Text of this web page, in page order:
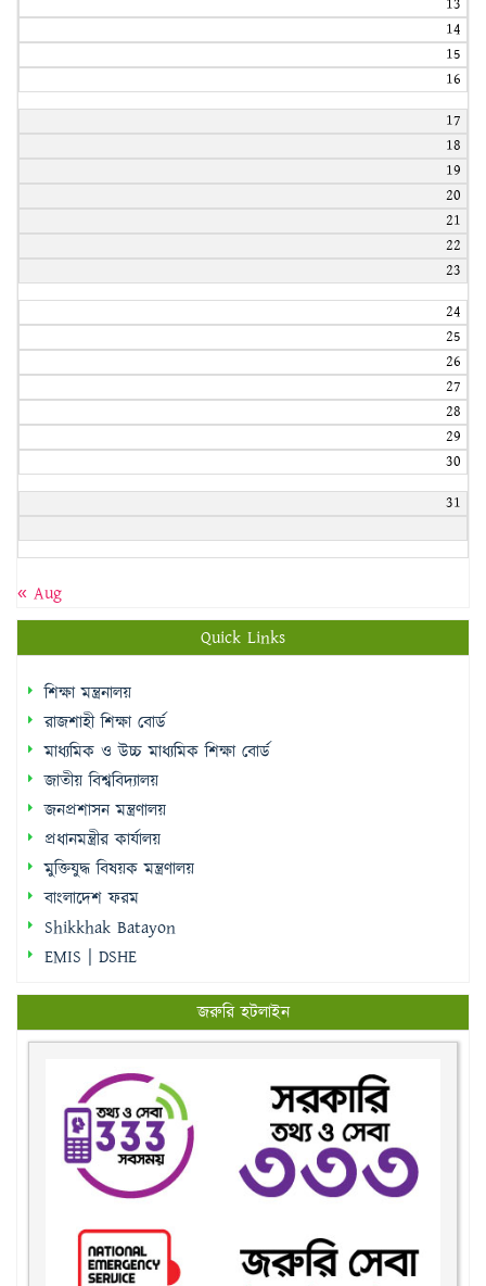
13
14
15
16
17
18
19
20
21
22
23
24
25
26
27
28
29
30
31
« Aug
Quick Links
শিক্ষা মন্ত্রনালয়
রাজশাহী শিক্ষা বোর্ড
মাধ্যমিক ও উচ্চ মাধ্যমিক শিক্ষা বোর্ড
জাতীয় বিশ্ববিদ্যালয়
জনপ্রশাসন মন্ত্রণালয়
প্রধানমন্ত্রীর কার্যালয়
মুক্তিযুদ্ধ বিষয়ক মন্ত্রণালয়
বাংলাদেশ ফরম
Shikkhak Batayon
EMIS | DSHE
জরুরি হটলাইন